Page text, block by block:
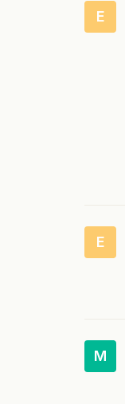
E
E
M